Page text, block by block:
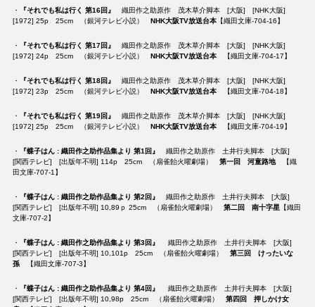
・ 『それでも私は行く 第16回』
織田作之助原作 茂木草介脚本 [大阪] [NHK大阪]
[1972] 25p 25cm （銀河テレビ小説） NHK大阪TV放送台本【織田文庫-704-16】
・ 『それでも私は行く 第17回』
織田作之助原作 茂木草介脚本 [大阪] [NHK大阪]
[1972] 24p 25cm （銀河テレビ小説） NHK大阪TV放送台本【織田文庫-704-17】
・ 『それでも私は行く 第18回』
織田作之助原作 茂木草介脚本 [大阪] [NHK大阪]
[1972] 23p 25cm （銀河テレビ小説） NHK大阪TV放送台本【織田文庫-704-18】
・ 『それでも私は行く 第19回』
織田作之助原作 茂木草介脚本 [大阪] [NHK大阪]
[1972] 25p 25cm （銀河テレビ小説） NHK大阪TV放送台本【織田文庫-704-19】
・ 『蝶子はん : 織田作之助作品集より 第1回』
織田作之助原作 土井行夫脚本 [大阪]
[関西テレビ] [出版年不明] 114p 25cm （扇雀飴火曜劇場） 第一回 河童路地【織
田文庫-707-1】
・ 『蝶子はん : 織田作之助作品集より 第2回』
織田作之助原作 土井行夫脚本 [大阪]
[関西テレビ] [出版年不明] 10,89ｐ 25cm （扇雀飴火曜劇場） 第二回 南十字星【織田
文庫-707-2】
・ 『蝶子はん : 織田作之助作品集より 第3回』
織田作之助原作 土井行夫脚本 [大阪]
[関西テレビ] [出版年不明] 10,101p 25cm （扇雀飴火曜劇場） 第三回 けったいな
孫【織田文庫-707-3】
・ 『蝶子はん : 織田作之助作品集より 第4回』
織田作之助原作 土井行夫脚本 [大阪]
[関西テレビ] [出版年不明] 10,98p 25cm （扇雀飴火曜劇場） 第四回 押しかけ女